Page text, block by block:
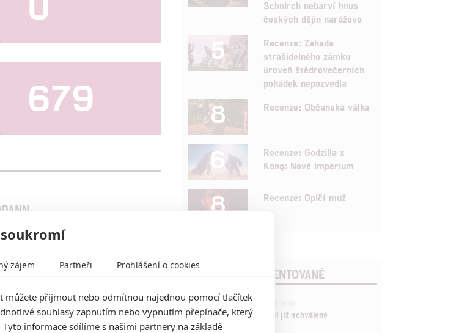
679
Evanse lákají
odhalení z Comic-
ultimátního záporáka stačí
na novém plakátu.
Schnirch nebarví hnus
českých dějin narůžovo
5
Recenze: Záhada
strašidelného zámku
úroveň štědrovečerních
pohádek nepozvedla
8 Recenze: Občanská válka
6
Recenze: Godzilla x
Kong: Nové impérium
8 Recenze: Opičí muž
POSLEDNÍ KOMENTOVANÉ
3
Marvel nečekaně zrušil již schválené
pokračování
zájem Partneři Prohlášení o cookies
můžete přijmout nebo odmítnou najednou pomocí tlačítek
souhlasy zapnutím nebo vypnutím přepínače, který
informace sdílíme s našimi partnery na základě